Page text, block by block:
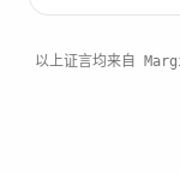
以上证言均来自